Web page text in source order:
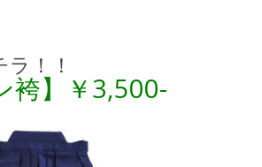
！！
袴】￥3,500-